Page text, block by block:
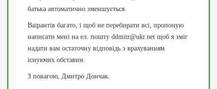
батька автоматично зменшується.
Ваірантів багато, і щоб не перебирати всі, пропоную
написати мені на ел. пошту ddmitr@ukr.net щоб я зміг
надати вам остаточну відповідь з врахуванням
існуючих обставин.
З повагою, Дмитро Дончак.